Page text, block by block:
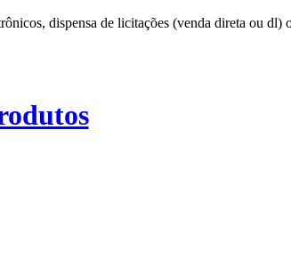
dispensa de licitações (venda direta ou dl)